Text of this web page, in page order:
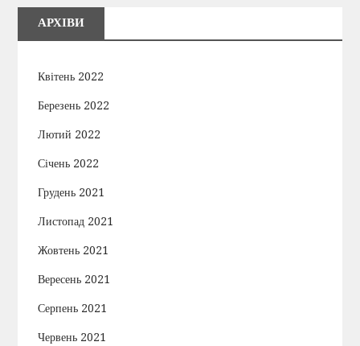
АРХІВИ
Квітень 2022
Березень 2022
Лютий 2022
Січень 2022
Грудень 2021
Листопад 2021
Жовтень 2021
Вересень 2021
Серпень 2021
Червень 2021